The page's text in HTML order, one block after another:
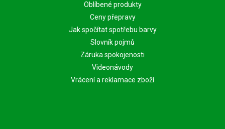
Oblíbené produkty
Ceny přepravy
Jak spočítat spotřebu barvy
Slovník pojmů
Záruka spokojenosti
Videonávody
Vrácení a reklamace zboží